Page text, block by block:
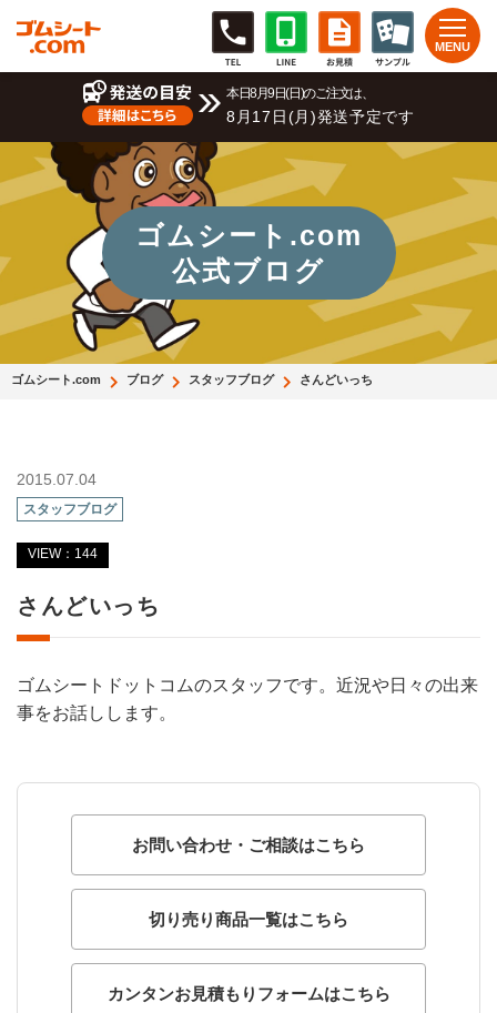
本日8月9日(日)のご注文は、
8月17日(月)発送予定です
ゴムシート.com
公式ブログ
ゴムシート.com ブログ スタッフブログ さんどいっち
2015.07.04
スタッフブログ
VIEW：144
さんどいっち
ゴムシートドットコムのスタッフです。近況や日々の出来
事をお話しします。
お問い合わせ・ご相談はこちら
切り売り商品一覧はこちら
カンタンお見積もりフォームはこちら